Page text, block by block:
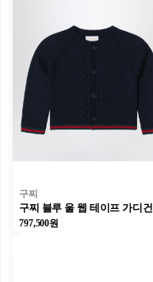
구찌
구찌 블루 울 웹 테이프 가디건
797,500원